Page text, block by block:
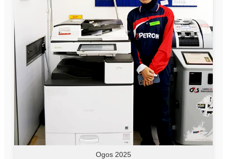
Ogos 2025